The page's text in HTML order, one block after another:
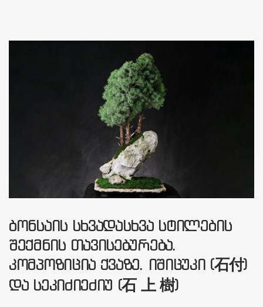
ᲑᲝᲜᲡᲐᲘᲡ ᲡᲮᲕᲐᲓᲐᲡᲮᲕᲐ ᲡᲢᲘᲚᲔᲑᲘᲡ
ᲨᲔᲥᲛᲜᲘᲡ ᲗᲐᲕᲘᲡᲔᲑᲣᲠᲔᲑᲐ.
ᲙᲝᲛᲞᲝᲖᲘᲪᲘᲐ ᲥᲕᲐᲖᲔ. ᲘᲨᲘᲪᲣᲙᲘ (石付)
ᲓᲐ ᲡᲔᲙᲘᲫᲘᲔᲫᲘᲣ (石 上 樹)